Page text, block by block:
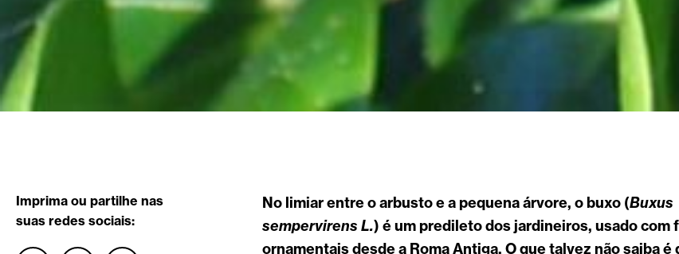
Imprima ou partilhe nas
suas redes sociais:
No limiar entre o arbusto e a pequena árvore, o buxo (Buxus
sempervirens L.) é um predileto dos jardineiros, usado com
ornamentais desde a Roma Antiga. O que talvez não saiba é